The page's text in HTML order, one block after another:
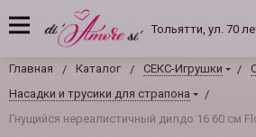
Тольятти, ул. 70
Главная Каталог СЕКС-Игрушки
Насадки и трусики для страпона
Гнущийся нереалистичный дилдо 16 60 см